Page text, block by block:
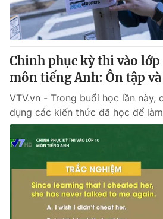
Chinh phục kỳ thi vào
môn tiếng Anh: Ôn tập
VTV.vn - Trong buổi học lần này,
dụng các kiến thức đã học để